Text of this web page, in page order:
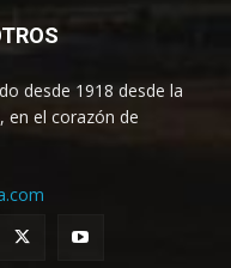
desde 1918 desde la
en el corazón de